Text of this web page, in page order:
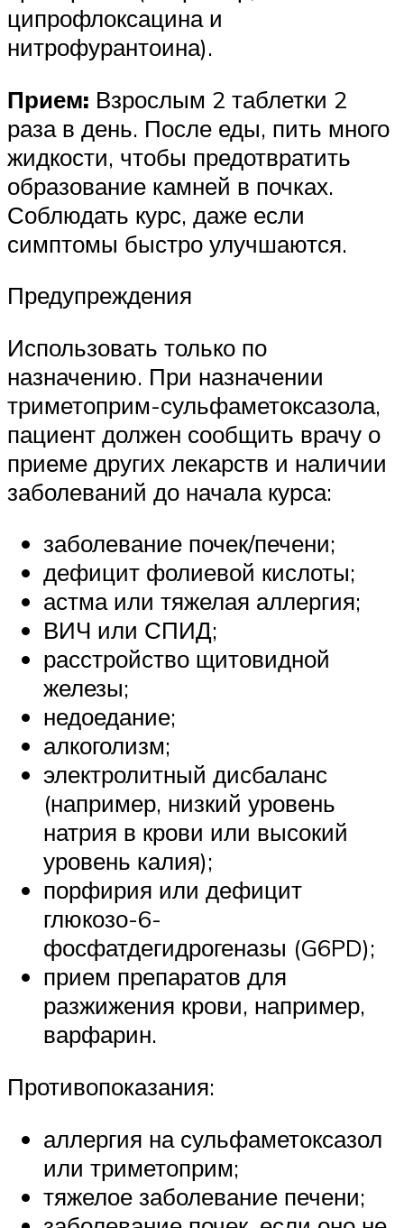
ципрофлоксацина и
нитрофурантоина).
Прием: Взрослым 2 таблетки 2
раза в день. После еды, пить много
жидкости, чтобы предотвратить
образование камней в почках.
Соблюдать курс, даже если
симптомы быстро улучшаются.
Предупреждения
Использовать только по
назначению. При назначении
триметоприм-сульфаметоксазола,
пациент должен сообщить врачу о
приеме других лекарств и наличии
заболеваний до начала курса:
заболевание почек/печени;
дефицит фолиевой кислоты;
астма или тяжелая аллергия;
ВИЧ или СПИД;
расстройство щитовидной
железы;
недоедание;
алкоголизм;
электролитный дисбаланс
(например, низкий уровень
натрия в крови или высокий
уровень калия);
порфирия или дефицит
глюкозо-6-
фосфатдегидрогеназы (G6PD);
прием препаратов для
разжижения крови, например,
варфарин.
Противопоказания:
аллергия на сульфаметоксазол
или триметоприм;
тяжелое заболевание печени;